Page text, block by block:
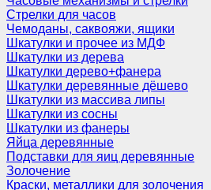
Стрелки для часов
Чемоданы, саквояжи, ящики
Шкатулки и прочее из МДФ
Шкатулки из дерева
Шкатулки дерево+фанера
Шкатулки деревянные дёшево
Шкатулки из массива липы
Шкатулки из сосны
Шкатулки из фанеры
Яйца деревянные
Подставки для яиц деревянные
Золочение
Краски, металлики для золочения